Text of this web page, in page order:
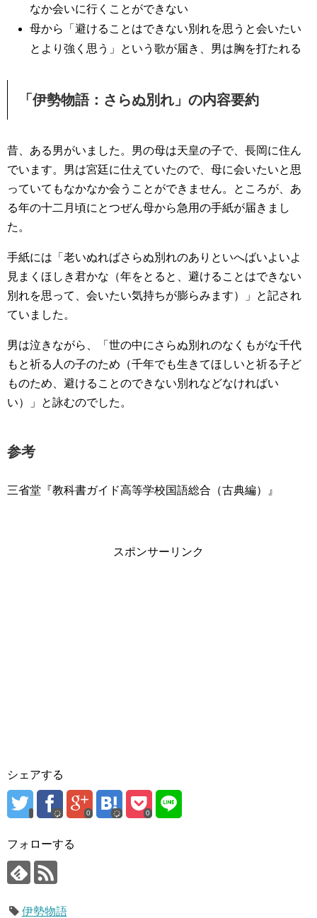
なか会いに行くことができない
母から「避けることはできない別れを思うと会いたい
とより強く思う」という歌が届き、男は胸を打たれる
「伊勢物語：さらぬ別れ」の内容要約
昔、ある男がいました。男の母は天皇の子で、長岡に住ん
でいます。男は宮廷に仕えていたので、母に会いたいと思
っていてもなかなか会うことができません。ところが、あ
る年の十二月頃にとつぜん母から急用の手紙が届きまし
た。
手紙には「老いぬればさらぬ別れのありといへばいよいよ
見まくほしき君かな（年をとると、避けることはできない
別れを思って、会いたい気持ちが膨らみます）」と記され
ていました。
男は泣きながら、「世の中にさらぬ別れのなくもがな千代
もと祈る人の子のため（千年でも生きてほしいと祈る子ど
ものため、避けることのできない別れなどなければい
い）」と詠むのでした。
参考
三省堂『教科書ガイド高等学校国語総合（古典編）』
スポンサーリンク
シェアする
0 0
フォローする
伊勢物語